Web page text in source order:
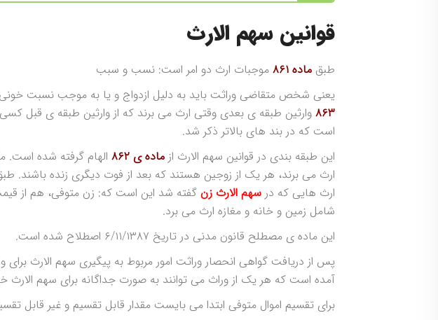
قوانین سهم الارث
طبقماده ۸۶۱
موجبات ارث دو امر است: نسب و سبب
یعنی شخص متقاضی وراثت باید به دلیل ازدواج و یا به موجب نسبت
۸۶۳وارثین طبقه ی بعدی وقتی ارث می برند که از وارثین طبقه ی قبل
است که در بند های بالاتر ذکر شد.
این طبقه بندی در قوانین سهم الارث ازماده ی ۸۶۲
ارث می برند، هر یک از زوجین هستند که بعد از فوت دیگری زنده باشند.
ارث هایی که درسهم الارث زن گفته شد این است که: زن متوفی، هم از
شامل زمین و خانه و مغازه ارث می برد.
این ماده ی مصطلح قانون مدنی در تاریخ ۶/۱۱/۱۳۸۷ اصطلاح شده است.
پس از دریافت گواهی انحصار وراثت امور مربوط به پیگیری سهم الارث
آمده است که هر یک از وراث می توانند به صورت جداگانه برای سهم الارث خود اقدام
برای تقسیم اموال متوفی ابتدا می بایست مقدار قابل تقسیم و غیر